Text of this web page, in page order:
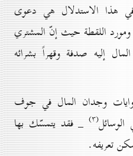
هذا الاستدلال هي دعوى
ومورد اللقطة حيث إنّ المشتري
إليه صدفة وقهراً بشرائه
وجدان المال في جوف
(۳) _ فقد يتمسّك بها
تعريفه.